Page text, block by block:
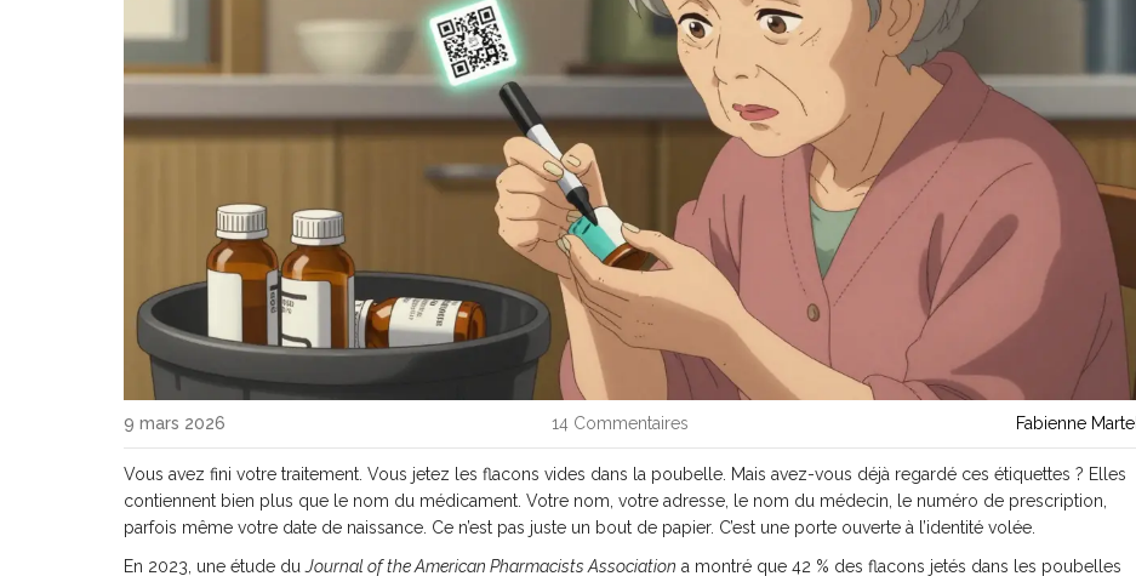
9 mars 2026 14 Commentaires Fabienne Martel
Vous avez fini votre traitement. Vous jetez les flacons vides dans la poubelle. Mais avez-vous déjà regardé ces étiquettes ? Elles
contiennent bien plus que le nom du médicament. Votre nom, votre adresse, le nom du médecin, le numéro de prescription,
parfois même votre date de naissance. Ce n’est pas juste un bout de papier. C’est une porte ouverte à l’identité volée.
En 2023, une étude du Journal of the American Pharmacists Association a montré que 42 % des flacons jetés dans les poubelles